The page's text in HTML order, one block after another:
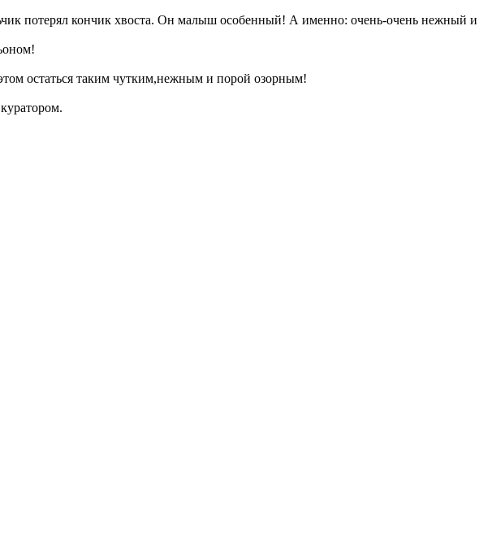
потерял кончик хвоста. Он малыш особенный! А именно: очень-очень нежный и
остаться таким чутким,нежным и порой озорным!